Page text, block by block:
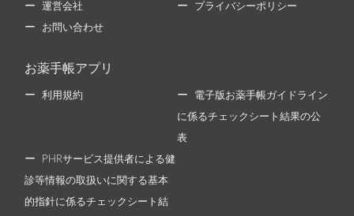
運営会社 プライバシーポリシー
お問い合わせ
お薬手帳アプリ
利用規約 電子版お薬手帳ガイドライン
に係るチェックシート結果の公
表
PHRサービス提供者による健
診等情報の取扱いに関する基本
的指針に係るチェックシート結